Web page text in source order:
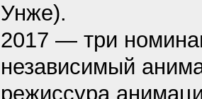
Унже).
2017 — три
независимый
режиссура